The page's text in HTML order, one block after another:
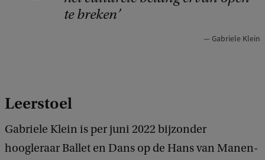
t
te breken
Gabriele Klein
Leerstoel
Gabriele Klein is per juni 2022 bijzonder
hoogleraar Ballet en Dans op de Hans van Manen-